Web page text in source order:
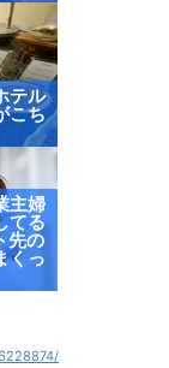
テル
こち
主婦
てる
先の
くっ